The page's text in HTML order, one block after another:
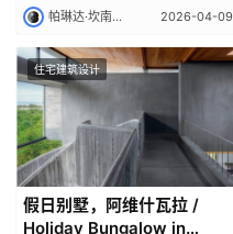
拉｜Palinda Kannangara
帕琳达·坎南加拉｜Palinda Kannangara 2026-04-09
住宅建筑设计
假日别墅，阿维什瓦拉 /
Holiday Bungalow in